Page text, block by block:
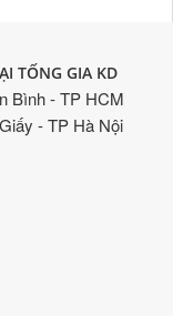
TỐNG GIA KD
Bình - TP HCM
- TP Hà Nội